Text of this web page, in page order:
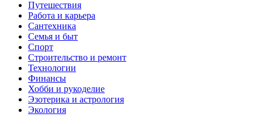
Путешествия
Работа и карьера
Сантехника
Семья и быт
Спорт
Строительство и ремонт
Технологии
Финансы
Хобби и рукоделие
Эзотерика и астрология
Экология